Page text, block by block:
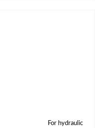
For hydraulic